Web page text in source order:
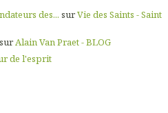
des... surVie des Saints - Saint
surAlain Van Praet - BLOG
de l'esprit